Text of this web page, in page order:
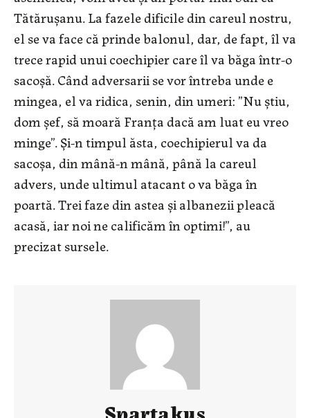
Tătărușanu. La fazele dificile din careul nostru,
el se va face că prinde balonul, dar, de fapt, îl va
trece rapid unui coechipier care îl va băga într-o
sacoșă. Când adversarii se vor întreba unde e
mingea, el va ridica, senin, din umeri: ”Nu știu,
dom șef, să moară Franța dacă am luat eu vreo
minge”. Și-n timpul ăsta, coechipierul va da
sacoșa, din mână-n mână, până la careul
advers, unde ultimul atacant o va băga în
poartă. Trei faze din astea și albanezii pleacă
acasă, iar noi ne calificăm în optimi!”, au
precizat sursele.